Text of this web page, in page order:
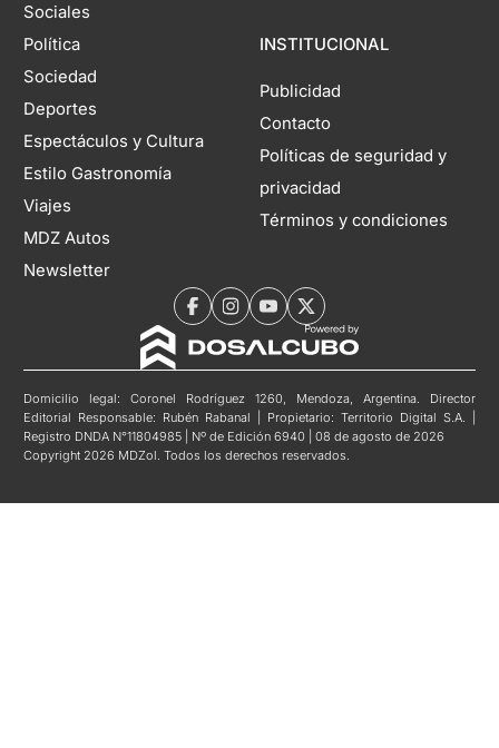
Sociales
Política
Sociedad
Deportes
Espectáculos y Cultura
Estilo Gastronomía
Viajes
MDZ Autos
Newsletter
INSTITUCIONAL
Publicidad
Contacto
Políticas de seguridad y
privacidad
Términos y condiciones
Domicilio legal: Coronel Rodríguez 1260, Mendoza, Argentina. Director
Editorial Responsable: Rubén Rabanal | Propietario: Territorio Digital S.A. |
Registro DNDA N°11804985 | Nº de Edición 6940 | 08 de agosto de 2026
Copyright 2026 MDZol. Todos los derechos reservados.